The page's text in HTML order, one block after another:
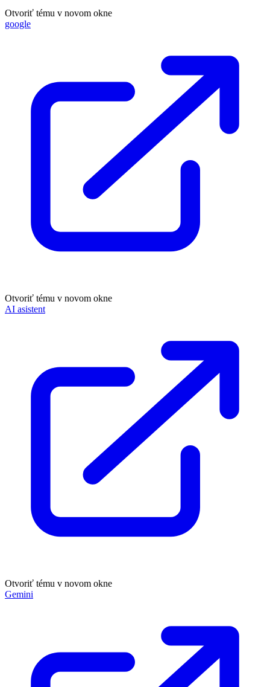
Otvoriť tému v novom okne
google
Otvoriť tému v novom okne
AI asistent
Otvoriť tému v novom okne
Gemini